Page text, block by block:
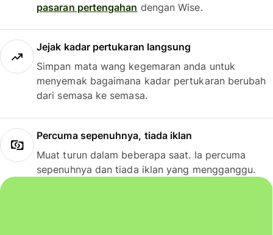
pasaran pertengahan dengan Wise.
Jejak kadar pertukaran langsung
Simpan mata wang kegemaran anda untuk
menyemak bagaimana kadar pertukaran berubah
dari semasa ke semasa.
Percuma sepenuhnya, tiada iklan
Muat turun dalam beberapa saat. Ia percuma
sepenuhnya dan tiada iklan yang mengganggu.